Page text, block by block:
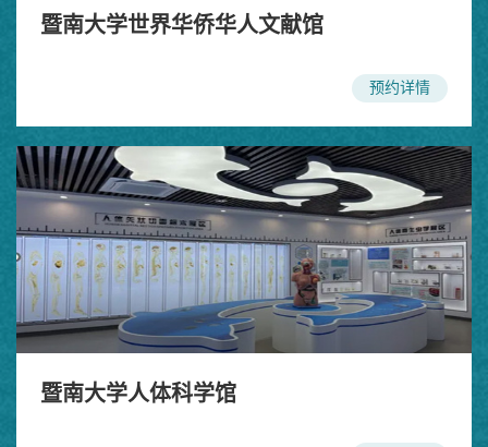
暨南大学世界华侨华人文献馆
预约详情
暨南大学人体科学馆